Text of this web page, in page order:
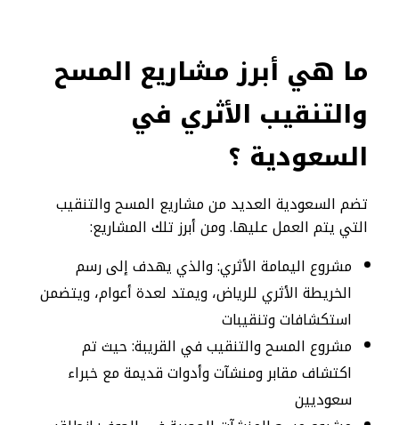
ما هي أبرز مشاريع المسح
والتنقيب الأثري في
السعودية ؟
تضم السعودية العديد من مشاريع المسح والتنقيب
التي يتم العمل عليها. ومن أبرز تلك المشاريع:
مشروع اليمامة الأثري: والذي يهدف إلى رسم
الخريطة الأثري للرياض، ويمتد لعدة أعوام، ويتضمن
استكشافات وتنقيبات
مشروع المسح والتنقيب في القريبة: حيث تم
اكتشاف مقابر ومنشآت وأدوات قديمة مع خبراء
سعوديين